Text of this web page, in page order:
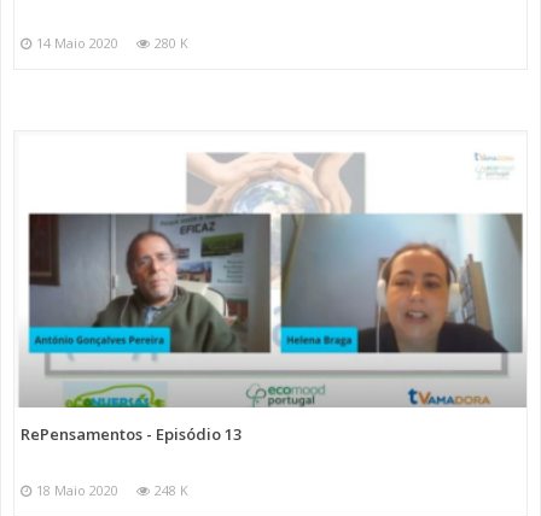
14 Maio 2020 280 K
RePensamentos - Episódio 13
18 Maio 2020 248 K